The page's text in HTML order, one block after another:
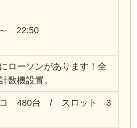
22:50
ローソンがあります！全
数機設置。
コ 480台 / スロット 3